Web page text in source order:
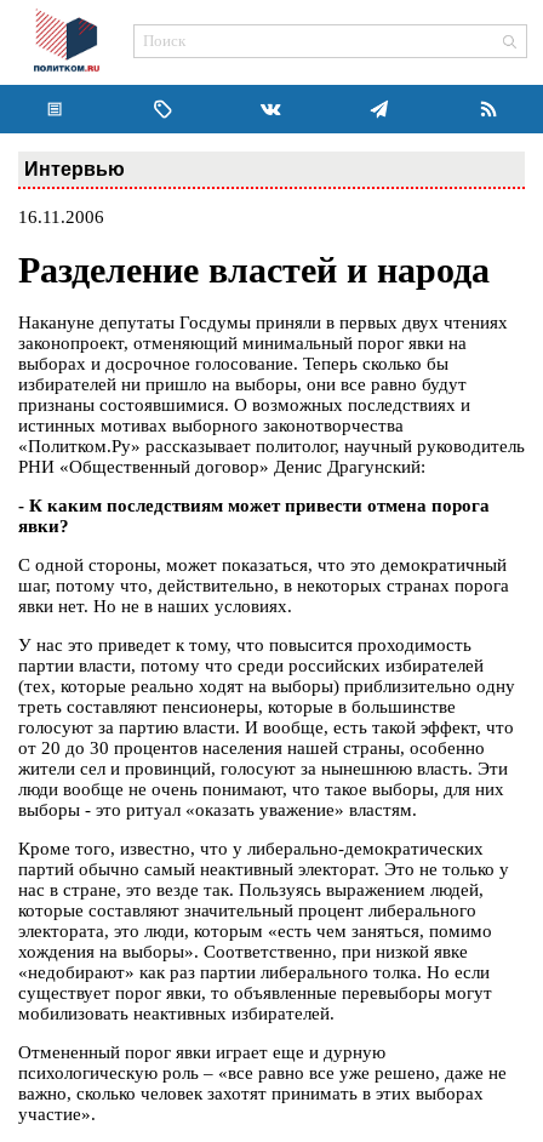
Интервью
16.11.2006
Разделение властей и народа
Накануне депутаты Госдумы приняли в первых двух чтениях
законопроект, отменяющий минимальный порог явки на
выборах и досрочное голосование. Теперь сколько бы
избирателей ни пришло на выборы, они все равно будут
признаны состоявшимися. О возможных последствиях и
истинных мотивах выборного законотворчества
«Политком.Ру» рассказывает политолог, научный руководитель
РНИ «Общественный договор» Денис Драгунский:
- К каким последствиям может привести отмена порога
явки?
С одной стороны, может показаться, что это демократичный
шаг, потому что, действительно, в некоторых странах порога
явки нет. Но не в наших условиях.
У нас это приведет к тому, что повысится проходимость
партии власти, потому что среди российских избирателей
(тех, которые реально ходят на выборы) приблизительно одну
треть составляют пенсионеры, которые в большинстве
голосуют за партию власти. И вообще, есть такой эффект, что
от 20 до 30 процентов населения нашей страны, особенно
жители сел и провинций, голосуют за нынешнюю власть. Эти
люди вообще не очень понимают, что такое выборы, для них
выборы - это ритуал «оказать уважение» властям.
Кроме того, известно, что у либерально-демократических
партий обычно самый неактивный электорат. Это не только у
нас в стране, это везде так. Пользуясь выражением людей,
которые составляют значительный процент либерального
электората, это люди, которым «есть чем заняться, помимо
хождения на выборы». Соответственно, при низкой явке
«недобирают» как раз партии либерального толка. Но если
существует порог явки, то объявленные перевыборы могут
мобилизовать неактивных избирателей.
Отмененный порог явки играет еще и дурную
психологическую роль – «все равно все уже решено, даже не
важно, сколько человек захотят принимать в этих выборах
участие».